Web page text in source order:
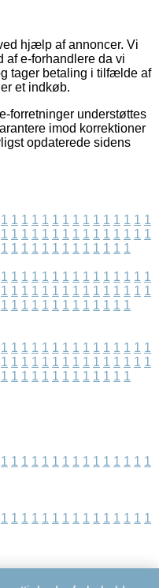
hjælp af annoncer. Vi
af e-forhandlere da vi
tager betaling i tilfælde af
et indkøb.
forretninger understøttes
imod korrektioner
opdaterede sidens
1 1 1 1 1 1 1 1 1 1 1 1 1 1 1
1 1 1 1 1 1 1 1 1 1 1 1 1 1 1
1 1 1 1 1 1 1 1 1 1 1 1 1
1 1 1 1 1 1 1 1 1 1 1 1 1 1 1
1 1 1 1 1 1 1 1 1 1 1 1 1 1 1
1 1 1 1 1 1 1 1 1 1 1 1 1
1 1 1 1 1 1 1 1 1 1 1 1 1 1 1
1 1 1 1 1 1 1 1 1 1 1 1 1 1 1
1 1 1 1 1 1 1 1 1 1 1 1 1
1 1 1 1 1 1 1 1 1 1 1 1 1 1 1
1 1 1 1 1 1 1 1 1 1 1 1 1 1 1